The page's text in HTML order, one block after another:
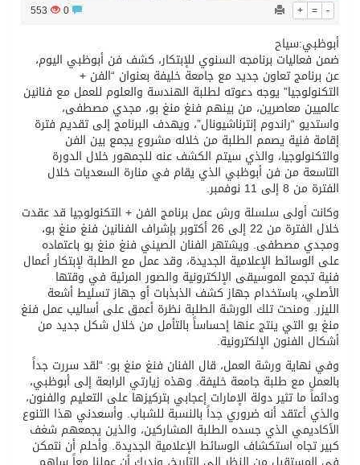
+ = -
553
أبوظبي:سياح
ضمن فعاليات برنامجه السنوي للإبتكار، كشف فن أبوظبي اليوم،
عن برنامج تعاون جديد مع جامعة خليفة بعنوان “الفن +
التكنولوجيا” يوجه دعوته لطلبة الهندسة والعلوم للعمل مع فنانين
عالميين معاصرين، من بينهم فنغ منغ بو، مجدي مصطفى،
واستديو “راندوم إنترناشيونال”، ويهدف البرنامج إلى تقديم فترة
إقامة فنية يصمم الطلبة من خلاله مشروع يجمع بين الفن
والتكنولوجيا، والذي سيتم الكشف عنه للجمهور خلال الدورة
التاسعة من فن أبوظبي الذي يقام في منارة السعديات خلال
الفترة من 8 إلى 11 نوفمبر.
وكانت أولى سلسلة ورش عمل برنامج الفن + التكنولوجيا قد عقدت
خلال الفترة من 22 إلى 26 أكتوبر بإشراف الفنانين فنغ منغ بو،
ومجدي مصطفى. ويشتهر الفنان الصيني فنغ منغ بو باعتماده
على الوسائط الإعلامية الجديدة، وقد عمل مع الطلبة لإبتكار أعمال
فنية تجمع الموسيقى الإلكترونية والصور المرئية في وقتها
الأصلي، باستخدام جهاز كشف الذبذبات أو جهاز تسليط أشعة
الليزر. ومنحت تلك الورشة الطلبة نظرة أعمق على أساليب عمل فنغ
منغ بو التي ينتج عنها إحساساً بالتأمل من خلال شكل جديد من
أشكال الفنون الإلكترونية.
وفي نهاية ورشة العمل، قال الفنان فنغ منغ بو: “لقد سررت جداً
بالعمل مع طلبة جامعة خليفة. وهذه زيارتي الرابعة إلى أبوظبي،
ودائماً ما تثير دولة الإمارات إعجابي بتركيزها على التعليم والفنون،
والذي أعتقد أنه ضروري جداً بالنسبة للشباب. وأسعدني هذا التنوع
الأكاديمي الذي جسده الطلبة المشاركين، والذين يجمعهم شغف
كبير تجاه استكشاف الوسائط الإعلامية الجديدة. وأحلم أن نتمكن